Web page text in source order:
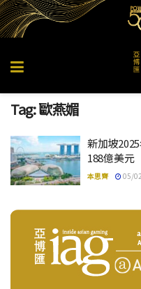
Tag:歐燕媚
新加坡
188億美元
本思齊 05/